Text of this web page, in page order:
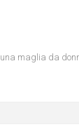
una maglia da